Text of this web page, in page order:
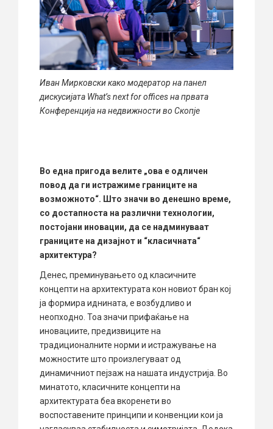
Иван Мирковски како модератор на панел
дискусијата What’s next for offices на првата
Конференција на недвижности во Скопје
Во една пригода велите „ова е одличен
повод да ги истражиме границите на
возможното“. Што значи во денешно време,
со достапноста на различни технологии,
постојани иновации, да се надминуваат
границите на дизајнот и “класичната“
архитектура?
Денес, преминувањето од класичните
концепти на архитектурата кон новиот бран кој
ја формира иднината, е возбудливо и
неопходно. Тоа значи прифаќање на
иновациите, предизвиците на
традиционалните норми и истражување на
можностите што произлегуваат од
динамичниот пејзаж на нашата индустрија. Во
минатото, класичните концепти на
архитектурата беа вкоренети во
воспоставените принципи и конвенции кои ја